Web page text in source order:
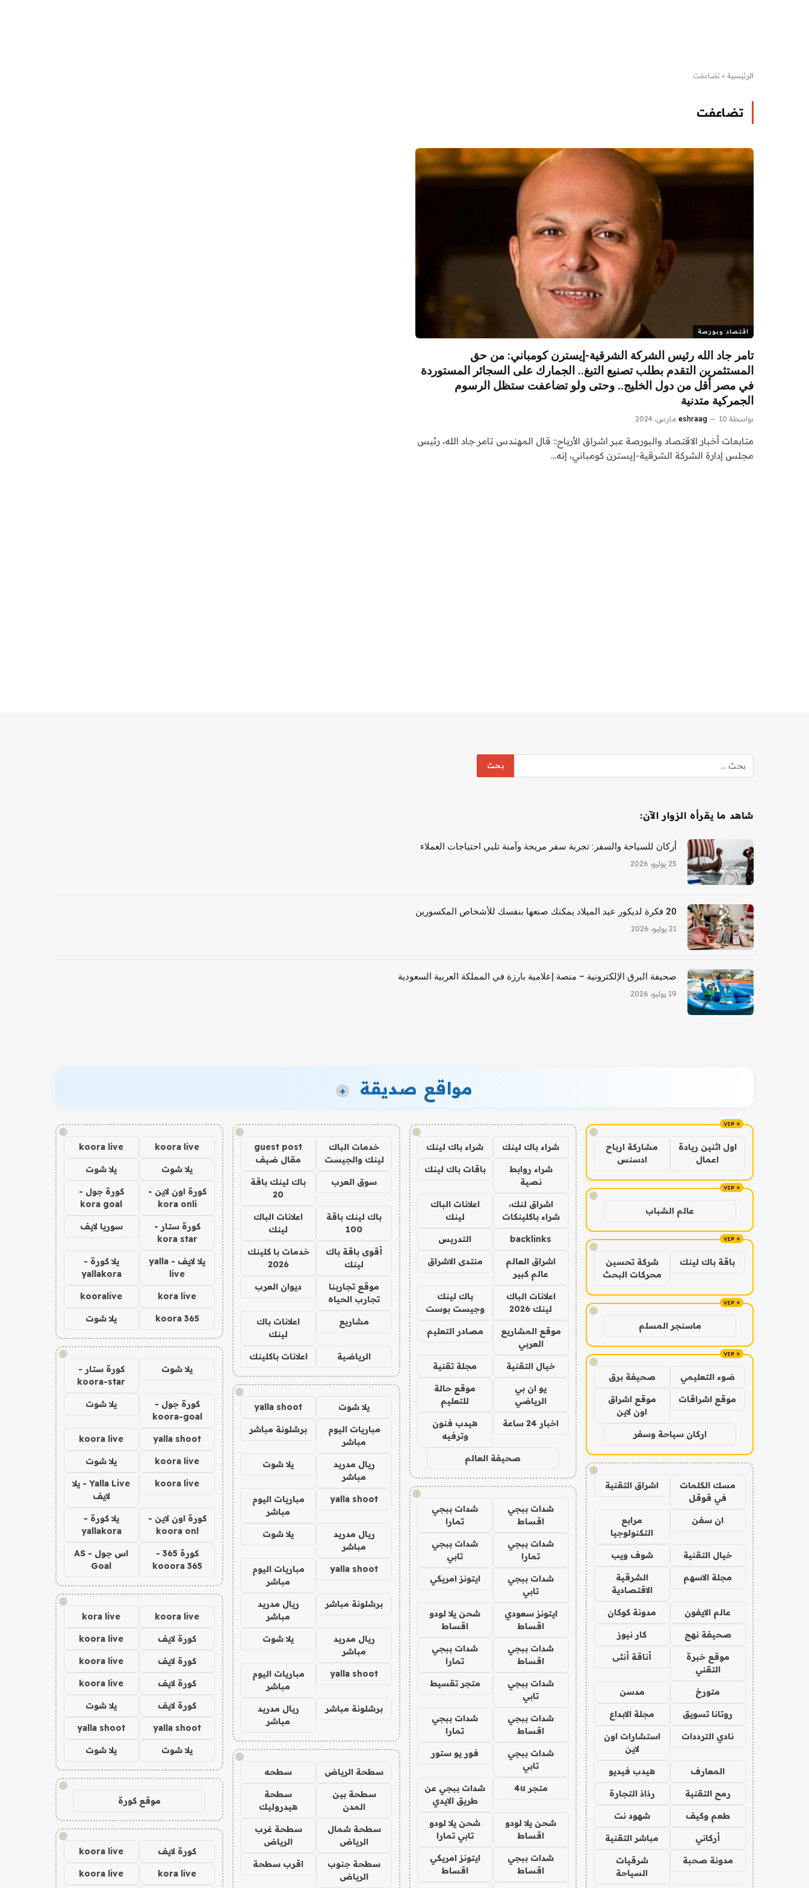
الرئيسية » تضاعفت
تضاعفت
اقتصاد وبورصة
تامر جاد الله رئيس الشركة الشرقية-إيسترن كومباني: من حق
المستثمرين التقدم بطلب تصنيع التبغ.. الجمارك على السجائر المستوردة
في مصر أقل من دول الخليج.. وحتى ولو تضاعفت ستظل الرسوم
الجمركية متدنية
بواسطة eshraag 10 مارس، 2024
متابعات أخبار الاقتصاد والبورصة عبر اشراق الأرباح:: قال المهندس تامر جاد الله، رئيس
مجلس إدارة الشركة الشرقية-إيسترن كومباني، إنه…
شاهد ما يقرأه الزوار الآن:
أركان للسياحة والسفر: تجربة سفر مريحة وآمنة تلبي احتياجات العملاء
25 يوليو، 2026
20 فكرة لديكور عيد الميلاد يمكنك صنعها بنفسك للأشخاص المكسورين
21 يوليو، 2026
صحيفة البرق الإلكترونية – منصة إعلامية بارزة في المملكة العربية السعودية
19 يوليو، 2026
مواقع صديقة +
!
اول اثنين ريادة
اعمال
مشاركة ارباح
ادسنس
!
عالم الشباب
!
باقة باك لينك
شركة تحسين
محركات البحث
!
ماسنجر المسلم
!
ضوء التعليمي صحيفة برق
موقع اشراقات
موقع اشراق
اون لاين
اركان سياحة وسفر
!
مسك الكلمات
في قوقل
اشراق التقنية
ان سفن
مرابع
التكنولوجيا
خيال التقنية شوف ويب
مجلة الاسهم
الشرقية
الاقتصادية
عالم الايفون مدونة كوكان
صحيفة نهج كار نيوز
موقع خبرة
التقني
أناقة أنثى
متورخ مدسن
روتانا تسويق مجلة الابداع
نادي الترددات
استشارات اون
لاين
المعارف هيدب فيديو
رمح التقنية رذاذ التجارة
طعم وكيف شهود نت
أركاني مباشر التقنية
مدونة صحبة
شرقيات
السياحة
!
شراء باك لينك شراء باك لينك
شراء روابط
نصية
باقات باك لينك
اشراق لنك،
شراء باكلينكات
اعلانات الباك
لينك
backlinks التدريس
اشراق العالم
عالم كبير
منتدى الاشراق
اعلانات الباك
لينك 2026
باك لينك
وجيست بوست
موقع المشاريع
العربي
مصادر التعليم
خيال التقنية مجلة تقنية
يو ان بي
الرياضي
موقع حالة
للتعليم
اخبار 24 ساعة
هيدب فنون
وترفيه
صحيفة العالم
!
شدات ببجي
اقساط
شدات ببجي
تمارا
شدات ببجي
تمارا
شدات ببجي
تابي
شدات ببجي
تابي
ايتونز امريكي
ايتونز سعودي
اقساط
شحن يلا لودو
اقساط
شدات ببجي
اقساط
شدات ببجي
تمارا
شدات ببجي
تابي
متجر تقسيط
شدات ببجي
اقساط
شدات ببجي
تمارا
شدات ببجي
تابي
فور يو ستور
متجر 4u
شدات ببجي عن
طريق الايدي
شحن يلا لودو
اقساط
شحن يلا لودو
تابي تمارا
شدات ببجي
اقساط
ايتونز امريكي
اقساط
!
خدمات الباك
لينك والجيست
guest post
مقال ضيف
سوق العرب
باك لينك باقة
20
باك لينك باقة
100
اعلانات الباك
لينك
أقوى باقة باك
لينك
خدمات با كلينك
2026
موقع تجاربنا
تجارب الحياه
ديوان العرب
مشاريع
اعلانات باك
لينك
الرياضية اعلانات باكلينك
!
يلا شوت yalla shoot
مباريات اليوم
مباشر
برشلونة مباشر
ريال مدريد
مباشر
يلا شوت
yalla shoot
مباريات اليوم
مباشر
ريال مدريد
مباشر
يلا شوت
yalla shoot
مباريات اليوم
مباشر
برشلونة مباشر
ريال مدريد
مباشر
ريال مدريد
مباشر
يلا شوت
yalla shoot
مباريات اليوم
مباشر
برشلونة مباشر
ريال مدريد
مباشر
!
سطحة الرياض سطحه
سطحة بين
المدن
سطحة
هيدروليك
سطحة شمال
الرياض
سطحة غرب
الرياض
سطحة جنوب
الرياض
اقرب سطحة
!
koora live
koora live
يلا شوت يلا شوت
كورة اون لاين -
kora onli
كورة جول -
kora goal
كورة ستار -
kora star
سوريا لايف
يلا لايف - yalla
live
يلا كورة -
yallakora
kora live
kooralive
koora 365 يلا شوت
!
يلا شوت
كورة ستار -
koora-star
كورة جول -
koora-goal
يلا شوت
yalla shoot
koora live
koora live يلا شوت
koora live
Yalla Live - يلا
لايف
كورة اون لاين -
koora onl
يلا كورة -
yallakora
كورة 365 -
kooora 365
اس جول - AS
Goal
!
koora live
kora live
كورة لايف koora live
كورة لايف koora live
كورة لايف koora live
كورة لايف يلا شوت
yalla shoot
yalla shoot
يلا شوت يلا شوت
!
موقع كورة
!
كورة لايف koora live
kora live
koora live